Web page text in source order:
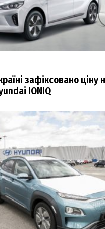
зафіксовано ціну
IONIQ